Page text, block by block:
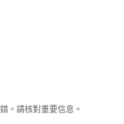
。請核對重要信息。